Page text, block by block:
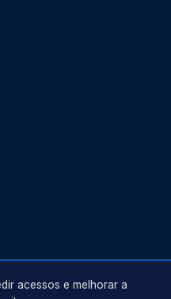
acessos e melhorar a